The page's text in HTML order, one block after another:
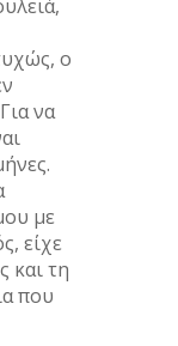
ο
να
με
είχε
και τη
που